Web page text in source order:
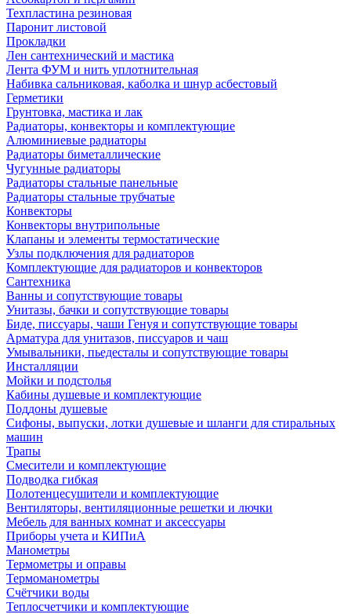
Техпластина резиновая
Паронит листовой
Прокладки
Лен сантехнический и мастика
Лента ФУМ и нить уплотнительная
Набивка сальниковая, каболка и шнур асбестовый
Герметики
Грунтовка, мастика и лак
Радиаторы, конвекторы и комплектующие
Алюминиевые радиаторы
Радиаторы биметаллические
Чугунные радиаторы
Радиаторы стальные панельные
Радиаторы стальные трубчатые
Конвекторы
Конвекторы внутрипольные
Клапаны и элементы термостатические
Узлы подключения для радиаторов
Комплектующие для радиаторов и конвекторов
Сантехника
Ванны и сопутствующие товары
Унитазы, бачки и сопутствующие товары
Биде, писсуары, чаши Генуя и сопутствующие товары
Арматура для унитазов, писсуаров и чаш
Умывальники, пьедесталы и сопутствующие товары
Инсталляции
Мойки и подстолья
Кабины душевые и комплектующие
Поддоны душевые
Сифоны, выпуски, лотки душевые и шланги для стиральных
машин
Трапы
Смесители и комплектующие
Подводка гибкая
Полотенцесушители и комплектующие
Вентиляторы, вентиляционные решетки и лючки
Мебель для ванных комнат и аксессуары
Приборы учета и КИПиА
Манометры
Термометры и оправы
Термоманометры
Счётчики воды
Теплосчетчики и комплектующие